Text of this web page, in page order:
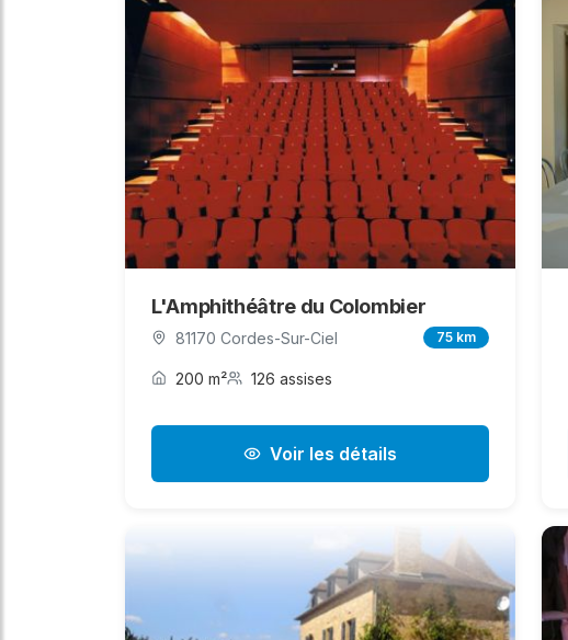
L'Amphithéâtre du Colombier
81170 Cordes-Sur-Ciel 75 km
200 m² 126 assises
Voir les détails